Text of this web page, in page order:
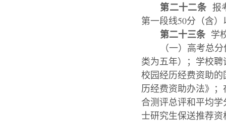
第二十二条 报
第一段线50分（含）
第二十三条 学
（一）高考总
类为五年）；学校
校园经历经费资助
历经费资助办法》
合测评总评和平均
士研究生保送推荐